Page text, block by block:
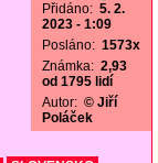
Přidáno: 5. 2.
2023 - 1:09
Posláno: 1573x
Známka: 2,93
od 1795 lidí
Autor: © Jiří
Poláček